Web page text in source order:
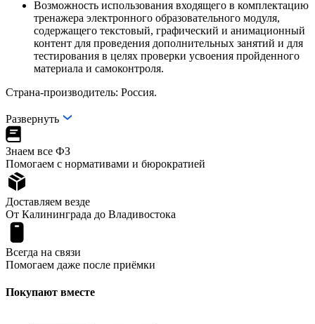
Возможность использования входящего в комплектацию
тренажера электронного образовательного модуля,
содержащего текстовый, графический и анимационный
контент для проведения дополнительных занятий и для
тестирования в целях проверки усвоения пройденного
материала и самоконтроля.
Страна-производитель: Россия.
Развернуть
Знаем все ФЗ
Помогаем с нормативами и бюрократией
Доставляем везде
От Калининграда до Владивостока
Всегда на связи
Помогаем даже после приёмки
Покупают вместе